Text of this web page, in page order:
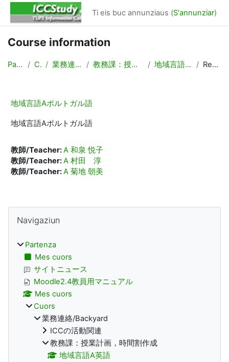
Surseglir tiel cuntegn da basa
Ti eis buc annunziaus (S'annunziar)
Course information
Partenza Cuors 業務連絡/Backyard 教務課：授業計画，時間割作成 地域言語Aポルトガル語 Resumaziun
地域言語Aポルトガル語
地域言語Aポルトガル語
教師/Teacher:A 和泉 悦子
教師/Teacher:A 村田 淳
教師/Teacher:A 菊地 朝美
Blocks
Navigaziun
Partenza
Mes cuors
サイトニュース
Moodle2.4教員用マニュアル
Mes cuors
Cuors
業務連絡/Backyard
ICCの活動関連
教務課：授業計画，時間割作成
地域言語A英語